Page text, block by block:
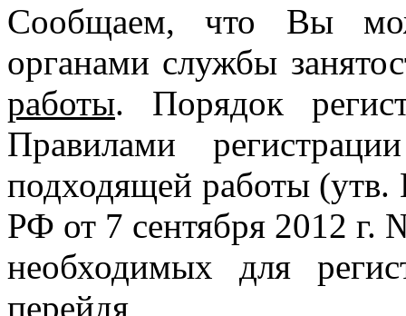
Сообщаем, что Вы
органами службы
работы. Порядок
Правилами
подходящей работы (утв.
РФ от 7 сентября 2012 г.
необходимых для
перейдя